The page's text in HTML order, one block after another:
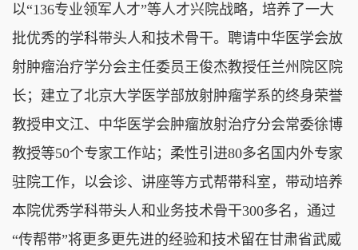
以“136专业领军人才”等人才兴院战略，培养了一大
批优秀的学科带头人和技术骨干。聘请中华医学会放
射肿瘤治疗学分会主任委员王俊杰教授任兰州院区院
长；建立了北京大学医学部放射肿瘤学系的终身荣誉
教授申文江、中华医学会肿瘤放射治疗分会常委徐博
教授等50个专家工作站；柔性引进80多名国内外专家
驻院工作，以会诊、讲座等方式帮带科室，带动培养
本院优秀学科带头人和业务技术骨干300多名，通过
“传帮带”将更多更先进的经验和技术留在甘肃省武威